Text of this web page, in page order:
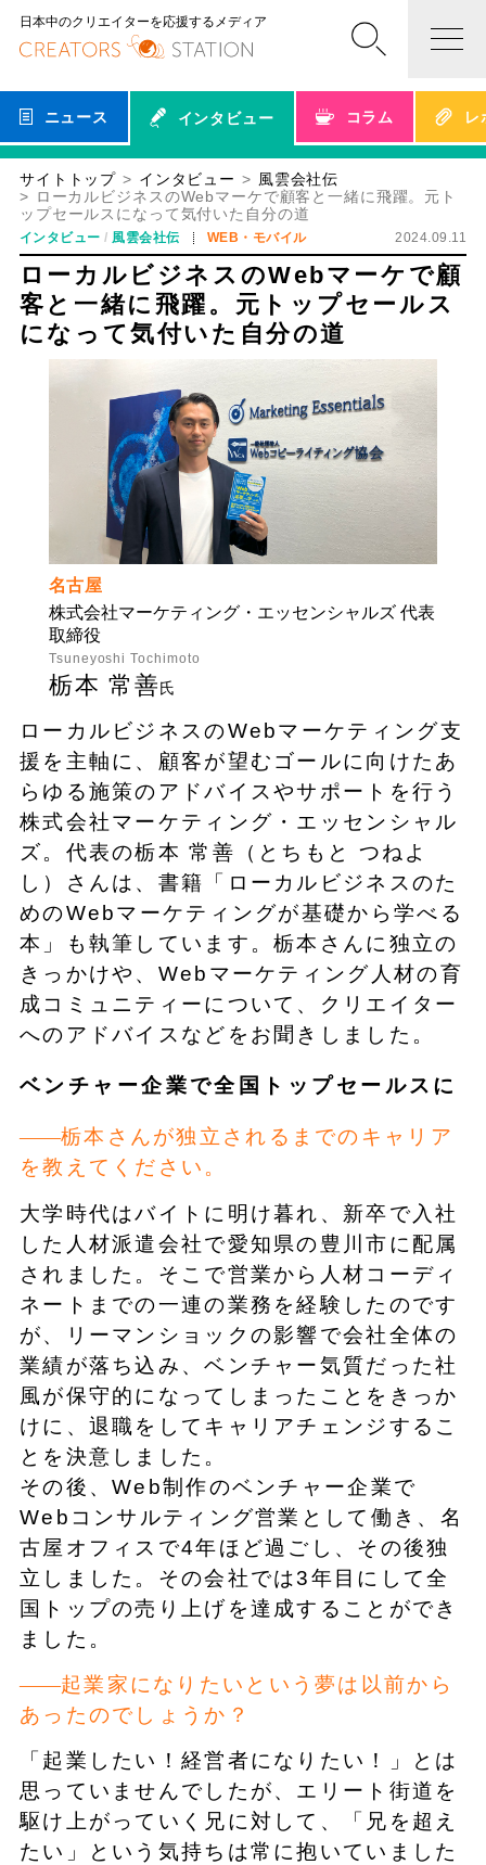
日本中のクリエイターを応援するメディア
ニュース インタビュー コラム レ
サイトトップ インタビュー
風雲会社伝
ローカルビジネスのWebマーケで顧客と一緒に飛躍。元ト
ップセールスになって気付いた自分の道
インタビュー 風雲会社伝 WEB・モバイル 2024.09.11
ローカルビジネスのWebマーケで顧
客と一緒に飛躍。元トップセールス
になって気付いた自分の道
名古屋
株式会社マーケティング・エッセンシャルズ 代表
取締役
Tsuneyoshi Tochimoto
栃本 常善氏
ローカルビジネスのWebマーケティング支
援を主軸に、顧客が望むゴールに向けたあ
らゆる施策のアドバイスやサポートを行う
株式会社マーケティング・エッセンシャル
ズ。代表の栃本 常善（とちもと つねよ
し）さんは、書籍「ローカルビジネスのた
めのWebマーケティングが基礎から学べる
本」も執筆しています。栃本さんに独立の
きっかけや、Webマーケティング人材の育
成コミュニティーについて、クリエイター
へのアドバイスなどをお聞きしました。
ベンチャー企業で全国トップセールスに
栃本さんが独立されるまでのキャリア
を教えてください。
大学時代はバイトに明け暮れ、新卒で入社
した人材派遣会社で愛知県の豊川市に配属
されました。そこで営業から人材コーディ
ネートまでの一連の業務を経験したのです
が、リーマンショックの影響で会社全体の
業績が落ち込み、ベンチャー気質だった社
風が保守的になってしまったことをきっか
けに、退職をしてキャリアチェンジするこ
とを決意しました。
その後、Web制作のベンチャー企業で
Webコンサルティング営業として働き、名
古屋オフィスで4年ほど過ごし、その後独
立しました。その会社では3年目にして全
国トップの売り上げを達成することができ
ました。
起業家になりたいという夢は以前から
あったのでしょうか？
「起業したい！経営者になりたい！」とは
思っていませんでしたが、エリート街道を
駆け上がっていく兄に対して、「兄を超え
たい」という気持ちは常に抱いていました